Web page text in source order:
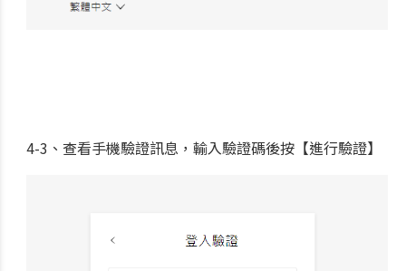
4-3 、查看手機驗證訊息，輸入驗證碼後按【進行驗證】